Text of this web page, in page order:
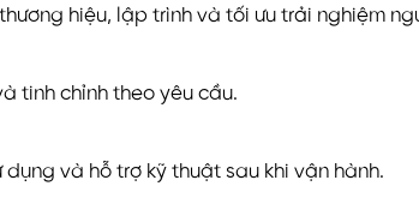
hiệu, lập trình và tối ưu trải nghiệm
tinh chỉnh theo yêu cầu.
và hỗ trợ kỹ thuật sau khi vận hành.